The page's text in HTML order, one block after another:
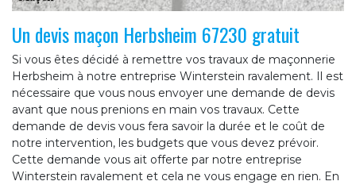
Un devis maçon Herbsheim 67230 gratuit
Si vous êtes décidé à remettre vos travaux de maçonnerie
Herbsheim à notre entreprise Winterstein ravalement. Il est
nécessaire que vous nous envoyer une demande de devis
avant que nous prenions en main vos travaux. Cette
demande de devis vous fera savoir la durée et le coût de
notre intervention, les budgets que vous devez prévoir.
Cette demande vous ait offerte par notre entreprise
Winterstein ravalement et cela ne vous engage en rien. En